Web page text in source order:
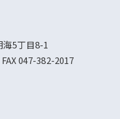
5丁目8-1
047-382-2017